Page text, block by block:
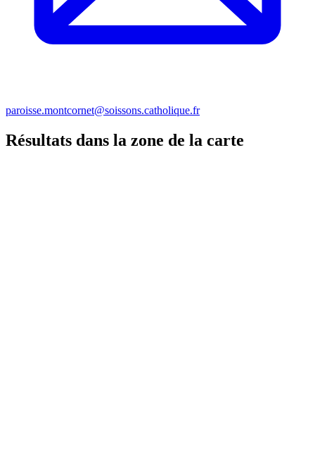
paroisse.montcornet@soissons.catholique.fr
Résultats dans la zone de la carte